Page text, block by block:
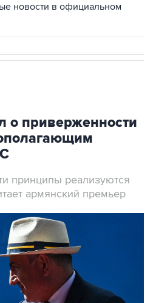
новости в официальном
о приверженности
принципы реализуются
армянский премьер